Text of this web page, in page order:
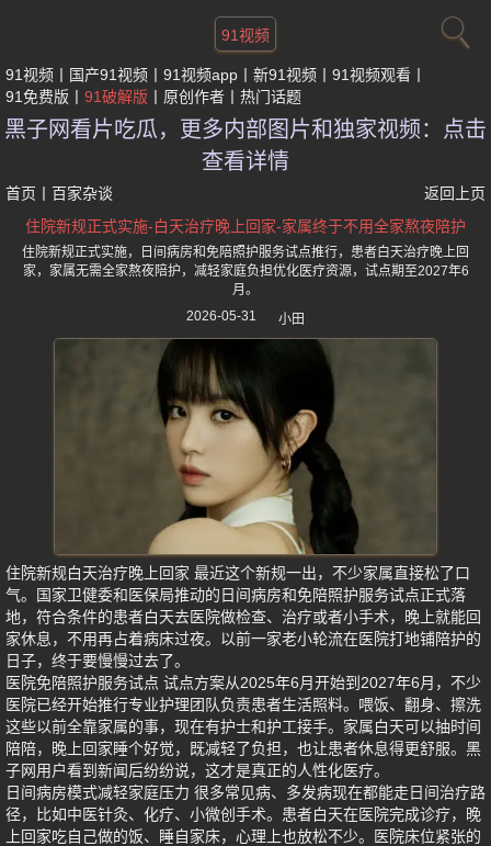
91视频
91视频 国产91视频 91视频app 新91视频
91视频观看
91免费版
91破解版 原创作者 热门话题
黑子网看片吃瓜，更多内部图片和独家视频：点击
查看详情
首页 百家杂谈
返回上页
住院新规正式实施-白天治疗晚上回家-家属终于不用全家熬夜陪护
住院新规正式实施，日间病房和免陪照护服务试点推行，患者白天治疗晚上回
家，家属无需全家熬夜陪护，减轻家庭负担优化医疗资源，试点期至2027年6
月。
2026-05-31
小田
住院新规白天治疗晚上回家 最近这个新规一出，不少家属直接松了口
气。国家卫健委和医保局推动的日间病房和免陪照护服务试点正式落
地，符合条件的患者白天去医院做检查、治疗或者小手术，晚上就能回
家休息，不用再占着病床过夜。以前一家老小轮流在医院打地铺陪护的
日子，终于要慢慢过去了。
医院免陪照护服务试点 试点方案从2025年6月开始到2027年6月，不少
医院已经开始推行专业护理团队负责患者生活照料。喂饭、翻身、擦洗
这些以前全靠家属的事，现在有护士和护工接手。家属白天可以抽时间
陪陪，晚上回家睡个好觉，既减轻了负担，也让患者休息得更舒服。黑
子网用户看到新闻后纷纷说，这才是真正的人性化医疗。
日间病房模式减轻家庭压力 很多常见病、多发病现在都能走日间治疗路
径，比如中医针灸、化疗、小微创手术。患者白天在医院完成诊疗，晚
上回家吃自己做的饭、睡自家床，心理上也放松不少。医院床位紧张的